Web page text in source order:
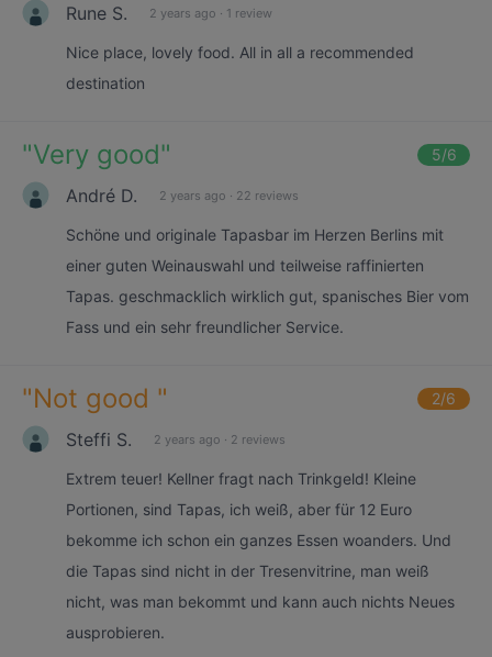
Rune S. 2 years ago · 1 review
Nice place, lovely food. All in all a recommended
destination
"Very good" 5/6
André D. 2 years ago · 22 reviews
Schöne und originale Tapasbar im Herzen Berlins mit
einer guten Weinauswahl und teilweise raffinierten
Tapas. geschmacklich wirklich gut, spanisches Bier vom
Fass und ein sehr freundlicher Service.
"Not good " 2/6
Steffi S. 2 years ago · 2 reviews
Extrem teuer! Kellner fragt nach Trinkgeld! Kleine
Portionen, sind Tapas, ich weiß, aber für 12 Euro
bekomme ich schon ein ganzes Essen woanders. Und
die Tapas sind nicht in der Tresenvitrine, man weiß
nicht, was man bekommt und kann auch nichts Neues
ausprobieren.